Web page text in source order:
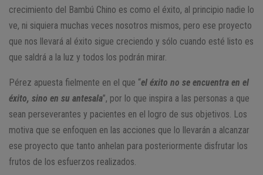
crecimiento del Bambú Chino es como el éxito, al principio nadie lo
ve, ni siquiera muchas veces nosotros mismos, pero ese proyecto
que nos llevará al éxito sigue creciendo y sólo cuando esté listo es
que saldrá a la luz y todos los podrán mirar.
Pérez apuesta fielmente en el que “el éxito no se encuentra en el
éxito, sino en su antesala”, por lo que inspira a las personas a que
sean perseverantes y pacientes en el logro de sus objetivos. Los
motiva que se enfoquen en las acciones que lo llevarán a alcanzar
ese proyecto que tanto anhelan para posteriormente disfrutar los
frutos de los esfuerzos realizados.